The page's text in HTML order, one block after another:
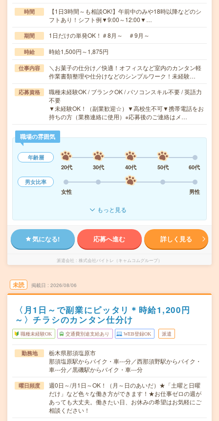
時間
【1日3時間～も相談OK!】午前中のみや18時以降などのシ
フトあり！シフト例▼9:00～12:00▼…
期間 1日だけの単発OK！＃8月～ ＃9月～
時給 時給1,500円～1,875円
仕事内容
＼お菓子の仕分け／快適！オフィスなど室内のカンタン軽
作業書類整理や仕分けなどのシンプルワーク！未経験…
応募資格
職種未経験OK / ブランクOK / パソコンスキル不要 / 英語力
不要
▼未経験OK！（副業歓迎☆）▼高校生不可▼携帯電話をお
持ちの方（業務連絡に使用）※応募後のご連絡はメ…
職場の雰囲気
年齢層
20代
30代 40代 50代
60代
男女比率
女性
男性
もっと見る
気になる! 応募へ進む 詳しく見る
派遣会社 株式会社バイトレ（キャムコムグループ）
未読 掲載日 2026/08/06
〈月1日～で副業にピッタリ＊時給1,200円
～〉チラシのカンタン仕分け
職種未経験OK 交通費別途支給あり WEB登録OK 派遣
勤務地
栃木県那須塩原市
那須塩原駅からバイク・車---分／西那須野駅からバイク・
車---分／黒磯駅からバイク・車---分
曜日頻度
週0日～/月1日～OK！（月～日のあいだ）★「土曜と日曜
だけ」など色々な働き方ができます！★お仕事ゼロの週が
あっても大丈夫。働きたい日、お休みの希望はお気軽にご
相談ください！